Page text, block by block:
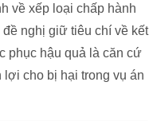
về xếp loại chấp hành
nghị giữ tiêu chí về kết
phục hậu quả là căn cứ
lợi cho bị hại trong vụ án